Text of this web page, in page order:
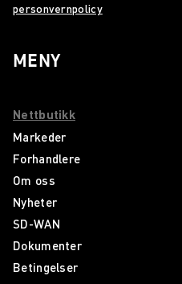
personvernpolicy
MENY
Nettbutikk
Markeder
Forhandlere
Om oss
Nyheter
SD-WAN
Dokumenter
Betingelser